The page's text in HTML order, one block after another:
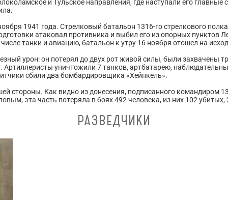
и Тульское направления, где наступали его главные
1941 года. Стрелковый батальон 1316-го стрелкового
атаковал противника и выбил его из опорных пунктов
танки и авиацию, батальон к утру 16 ноября отошел на
урон: он потерял до двух рот живой силы, были захвачены
Артиллеристы уничтожили 7 танков, артбатарею,
сбили два бомбардировщика «Хейнкель».
стороны. Как видно из донесения, подписанного командиром
эта часть потеряла в боях 492 человека, из них 102
РАЗВЕДЧИКИ